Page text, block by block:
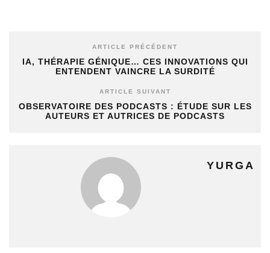
ARTICLE PRÉCÉDENT
IA, THÉRAPIE GÉNIQUE… CES INNOVATIONS QUI
ENTENDENT VAINCRE LA SURDITÉ
ARTICLE SUIVANT
OBSERVATOIRE DES PODCASTS : ÉTUDE SUR LES
AUTEURS ET AUTRICES DE PODCASTS
YURGA